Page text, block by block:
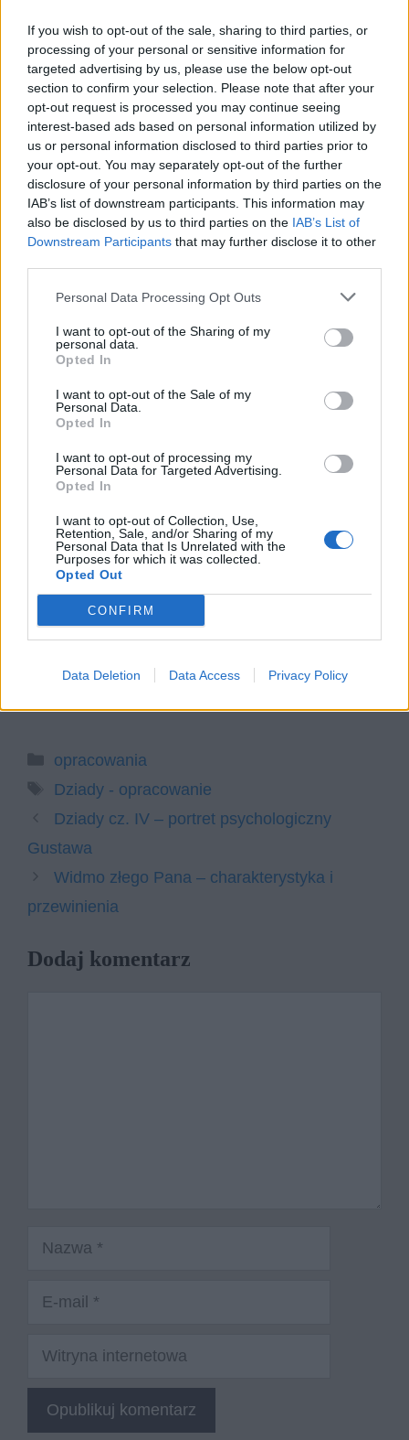
If you wish to opt-out of the sale, sharing to third parties, or
processing of your personal or sensitive information for
targeted advertising by us, please use the below opt-out
section to confirm your selection. Please note that after your
opt-out request is processed you may continue seeing
interest-based ads based on personal information utilized by
us or personal information disclosed to third parties prior to
your opt-out. You may separately opt-out of the further
disclosure of your personal information by third parties on the
IAB’s list of downstream participants. This information may
also be disclosed by us to third parties on the IAB’s List of
Downstream Participants that may further disclose it to other
Personal Data Processing Opt Outs
I want to opt-out of the Sharing of my
personal data.
Opted In
I want to opt-out of the Sale of my
Personal Data.
Opted In
I want to opt-out of processing my
Personal Data for Targeted Advertising.
Opted In
I want to opt-out of Collection, Use,
Retention, Sale, and/or Sharing of my
Personal Data that Is Unrelated with the
Purposes for which it was collected.
Opted Out
CONFIRM
Data Deletion Data Access Privacy Policy
Czytaj także:
Ksiądz Piotr z Dziadów cz. III –
Funk­cja pro­roctw i prze­po­wied­ni w
utwo­rach li­te­rac­kich. Omów za­gad­nie­
nie na pod­sta­wie We­se­la Sta­ni­sła­wa
Wy­spiań­skie­go. W swo­jej od­po­wie­dzi
Człowiek w relacji z Bogiem. Omów
zagadnienie na podstawie znanych Ci
fragmentów Księgi Rodzaju. W swojej
odpowiedzi uwzględnij również
wybrany kontekst.
Bohater literacki wobec samotności.
Omów zagadnienie na podstawie
W swojej odpowiedzi uwzględnij
Kategorie
opracowania
Tagi
Dziady - opracowanie
Dziady cz. IV – portret psychologiczny
Gustawa
Widmo złego Pana – charakterystyka i
przewinienia
Dodaj komentarz
Nazwa
Witryna